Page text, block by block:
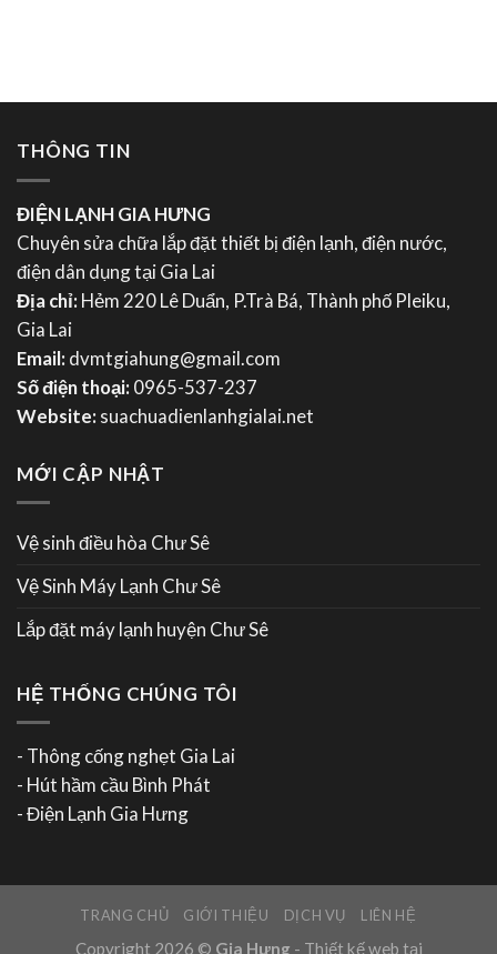
THÔNG TIN
ĐIỆN LẠNH GIA HƯNG
Chuyên sửa chữa lắp đặt thiết bị điện lạnh, điện nước,
điện dân dụng tại Gia Lai
Địa chỉ: Hẻm 220 Lê Duẩn, P.Trà Bá, Thành phố Pleiku,
Gia Lai
Email: dvmtgiahung@gmail.com
Số điện thoại: 0965-537-237
Website: suachuadienlanhgialai.net
MỚI CẬP NHẬT
Vệ sinh điều hòa Chư Sê
Vệ Sinh Máy Lạnh Chư Sê
Lắp đặt máy lạnh huyện Chư Sê
HỆ THỐNG CHÚNG TÔI
- Thông cống nghẹt Gia Lai
- Hút hầm cầu Bình Phát
- Điện Lạnh Gia Hưng
TRANG CHỦ GIỚI THIỆU DỊCH VỤ LIÊN HỆ
Copyright 2026 © Gia Hưng - Thiết kế web tại